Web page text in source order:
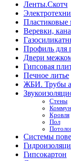
Ленты.Скотч
Веревки,
Профиль для
Двери
Гипсовая
Печное литье
ЖБИ. Трубы
Стены
Кровля
Пол
Системы
Гипсокартон